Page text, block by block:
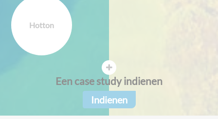
Hotton
Een case study indienen
Indienen